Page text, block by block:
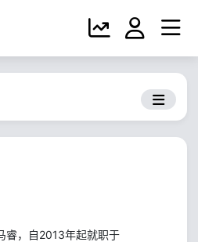
睿，自2013年起就职于